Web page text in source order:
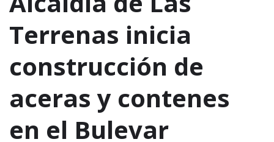
Terrenas inicia
construcción de
aceras y contenes
en el Bulevar